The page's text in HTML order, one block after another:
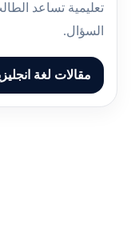
تعليمية تساعد
السؤال.
مقالات لغة